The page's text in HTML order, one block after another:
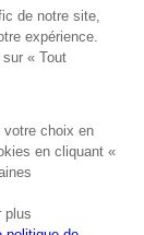
de cookies
Projekt